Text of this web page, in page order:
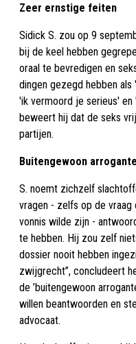
Zeer ernstige feiten
Sidick S. zou op 9
bij de keel hebben
oraal te bevredigen en
dingen gezegd hebben
'ik vermoord je serieus'
beweert hij dat de seks
partijen.
Buitengewoon
S. noemt zichzelf
vragen - zelfs op de
vonnis wilde zijn -
te hebben. Hij zou zelf
dossier nooit hebben
zwijgrecht”, concludeert
de ’buitengewoon
willen beantwoorden en
advocaat.